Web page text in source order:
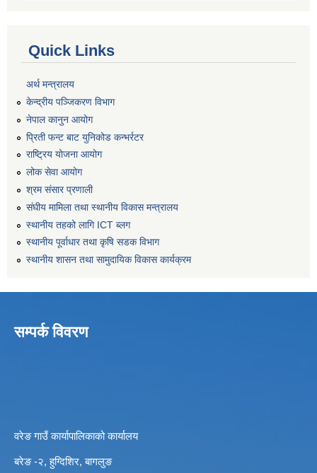
Quick Links
अर्थ मन्त्रालय
केन्द्रीय पञ्जिकरण विभाग
नेपाल कानुन आयोग
प्रिती फन्ट बाट युनिकोड कन्भर्रटर
राष्ट्रिय योजना आयोग
लोक सेवा आयोग
श्रम संसार प्रणाली
संघीय मामिला तथा स्थानीय विकास मन्त्रालय
स्थानीय तहको लागि ICT ब्लग
स्थानीय पूर्वाधार तथा कृषि सडक विभाग
स्थानीय शासन तथा सामुदायिक विकास कार्यक्रम
सम्पर्क विवरण
वरेङ गाउँ कार्यापालिकाको कार्यालय
बरेङ -२, हुग्दिशिर, बागलुङ